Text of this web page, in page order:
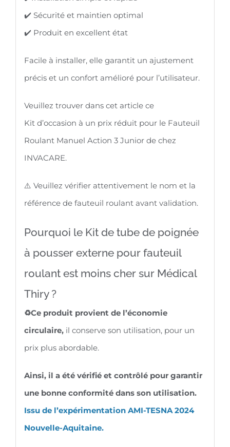
✔️ Sécurité et maintien optimal
✔️ Produit en excellent état
Facile à installer, elle garantit un ajustement
précis et un confort amélioré pour l’utilisateur.
Veuillez trouver dans cet article ce
Kit d’occasion à un prix réduit pour le Fauteuil
Roulant Manuel Action 3 Junior de chez
INVACARE.
⚠️ Veuillez vérifier attentivement le nom et la
référence de fauteuil roulant avant validation.
Pourquoi le Kit de tube de poignée
à pousser externe pour fauteuil
roulant est moins cher sur Médical
Thiry ?
♻️Ce produit provient de l’économie
circulaire, il conserve son utilisation, pour un
prix plus abordable.
Ainsi, il a été vérifié et contrôlé pour garantir
une bonne conformité dans son utilisation.
Issu de l’expérimentation AMI-TESNA 2024
Nouvelle-Aquitaine.